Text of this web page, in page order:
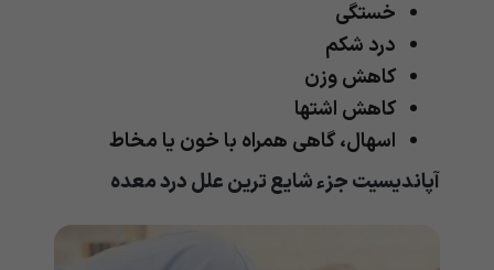
خستگی
درد شکم
کاهش وزن
کاهش اشتها
اسهال، گاهی همراه با خون یا مخاط
آپاندیسیت جزء شایع ترین علل درد معده